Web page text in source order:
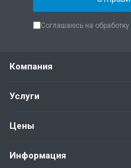
Соглашаюсь на обработку
Компания
Услуги
Цены
Информация